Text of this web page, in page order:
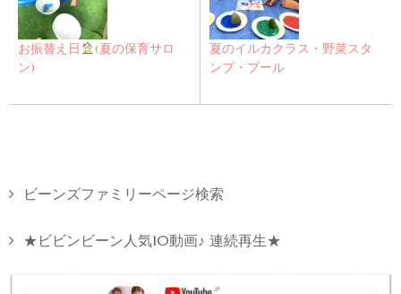
お振替え日
(夏の保育サロ
ン)
夏のイルカクラス・野菜スタ
ンプ・プール
ビーンズファミリーページ検索
★ビビンビーン人気10動画♪ 連続再生★